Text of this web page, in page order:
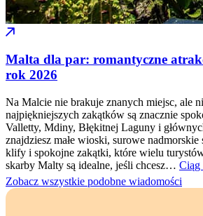
Malta dla par: romantyczne
rok 2026
Na Malcie nie brakuje znanych miejsc, ale
najpiękniejszych zakątków są znacznie
Valletty, Mdiny, Błękitnej Laguny i
znajdziesz małe wioski, surowe
klify i spokojne zakątki, które wielu
skarby Malty są idealne, jeśli chcesz… Ciąg
Zobacz wszystkie podobne wiadomości